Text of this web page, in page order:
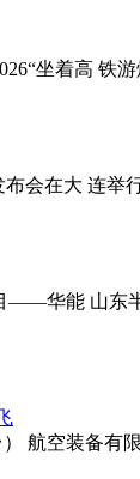
坐着高 铁
会在大 连
——华能 山东
航空装备有